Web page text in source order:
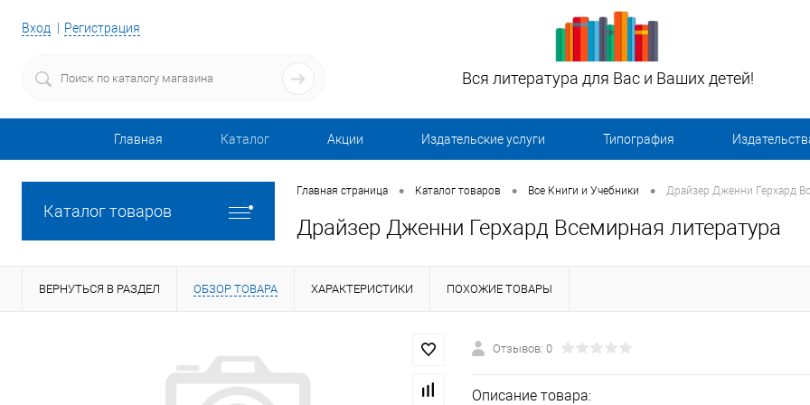
Вход Регистрация
Вся литература для Вас и Ваших детей!
Главная Каталог Акции Издательские услуги Типография
Каталог товаров
Главная страница • Каталог товаров • Все Книги и Учебники • Драйзер Дженни Герхард
Драйзер Дженни Герхард Всемирная литература
ВЕРНУТЬСЯ В РАЗДЕЛ ОБЗОР ТОВАРА ХАРАКТЕРИСТИКИ ПОХОЖИЕ ТОВАРЫ
Отзывов: 0
Описание товара: